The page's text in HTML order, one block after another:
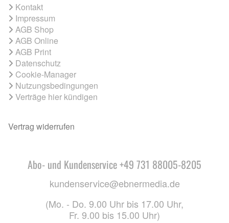
Kontakt
Impressum
AGB Shop
AGB Online
AGB Print
Datenschutz
Cookie-Manager
Nutzungsbedingungen
Verträge hier kündigen
Vertrag widerrufen
Abo- und Kundenservice +49 731 88005-8205
kundenservice@ebnermedia.de
(Mo. - Do. 9.00 Uhr bis 17.00 Uhr,
Fr. 9.00 bis 15.00 Uhr)